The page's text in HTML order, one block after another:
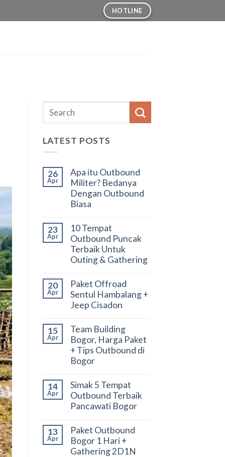
HOTLINE
LATEST POSTS
26
Apr
Apa itu Outbound
Militer? Bedanya
Dengan Outbound
Biasa
23
Apr
10 Tempat
Outbound Puncak
Terbaik Untuk
Outing & Gathering
20
Apr
Paket Offroad
Sentul Hambalang +
Jeep Cisadon
15
Apr
Team Building
Bogor, Harga Paket
+ Tips Outbound di
Bogor
14
Apr
Simak 5 Tempat
Outbound Terbaik
Pancawati Bogor
13
Apr
Paket Outbound
Bogor 1 Hari +
Gathering 2D1N